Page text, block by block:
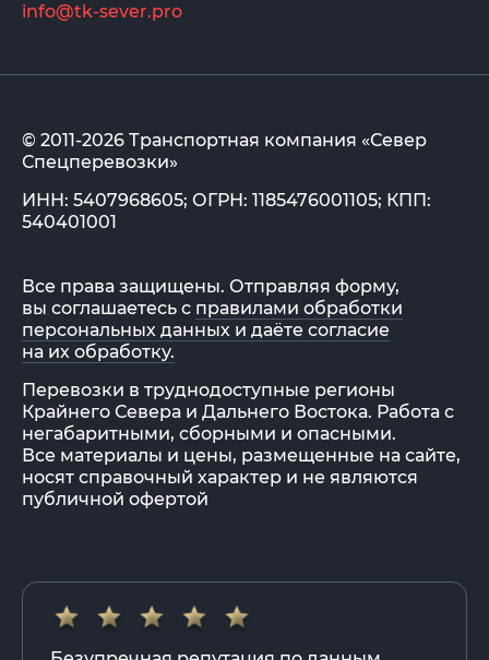
info@tk-sever.pro
© 2011-2026 Транспортная компания «Север
Спецперевозки»
ИНН: 5407968605; ОГРН: 1185476001105; КПП:
540401001
Все права защищены. Отправляя форму,
вы соглашаетесь с правилами обработки
персональных данных и даёте согласие
на их обработку.
Перевозки в труднодоступные регионы
Крайнего Севера и Дальнего Востока. Работа с
негабаритными, сборными и опасными.
Все материалы и цены, размещенные на сайте,
носят справочный характер и не являются
публичной офертой